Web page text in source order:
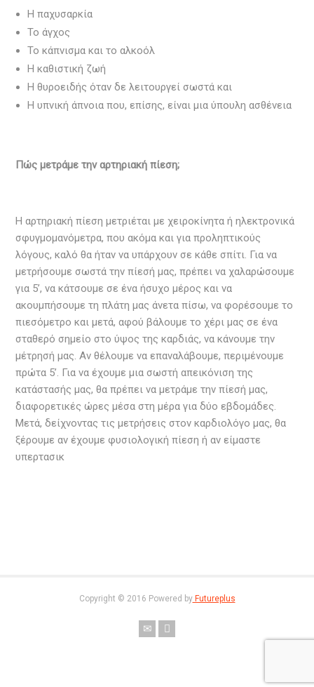
Η παχυσαρκία
Το άγχος
Το κάπνισμα και το αλκοόλ
Η καθιστική ζωή
Η θυροειδής όταν δε λειτουργεί σωστά και
Η υπνική άπνοια που, επίσης, είναι μια ύπουλη ασθένεια
Πώς μετράμε την αρτηριακή πίεση;
Η αρτηριακή πίεση μετριέται με χειροκίνητα ή ηλεκτρονικά
σφυγμομανόμετρα, που ακόμα και για προληπτικούς
λόγους, καλό θα ήταν να υπάρχουν σε κάθε σπίτι. Για να
μετρήσουμε σωστά την πίεσή μας, πρέπει να χαλαρώσουμε
για 5’, να κάτσουμε σε ένα ήσυχο μέρος και να
ακουμπήσουμε τη πλάτη μας άνετα πίσω, να φορέσουμε το
πιεσόμετρο και μετά, αφού βάλουμε το χέρι μας σε ένα
σταθερό σημείο στο ύψος της καρδιάς, να κάνουμε την
μέτρησή μας. Αν θέλουμε να επαναλάβουμε, περιμένουμε
πρώτα 5’. Για να έχουμε μια σωστή απεικόνιση της
κατάστασής μας, θα πρέπει να μετράμε την πίεσή μας,
διαφορετικές ώρες μέσα στη μέρα για δύο εβδομάδες.
Μετά, δείχνοντας τις μετρήσεις στον καρδιολόγο μας, θα
ξέρουμε αν έχουμε φυσιολογική πίεση ή αν είμαστε
υπερτασικ
Copyright © 2016 Powered byFutureplus